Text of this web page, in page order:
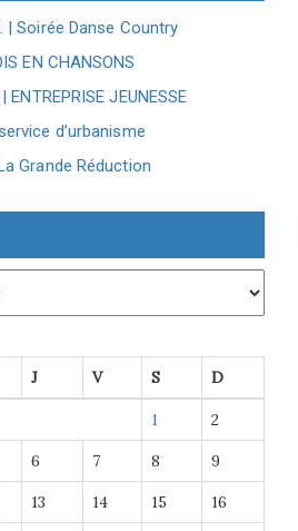
| Soirée Danse Country
EN CHANSONS
JEUNESSE
d’urbanisme
Grande Réduction
J V S D
1 2
6 7 8 9
13 14 15 16